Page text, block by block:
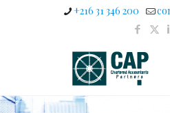
+216 31 346 200